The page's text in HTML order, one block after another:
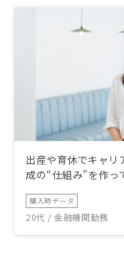
出産や育休でキャリ
成の“仕組み”を作っ
購入時データ
20代 / 金融機関勤務